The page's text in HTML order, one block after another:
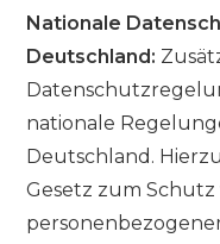
Nationale
Deutschland:
nationale
Deutschland.
Gesetz zum Schutz